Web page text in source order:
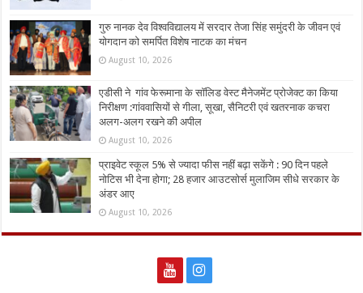
गुरु नानक देव विश्वविद्यालय में सरदार तेजा सिंह समुंदरी के जीवन एवं
योगदान को समर्पित विशेष नाटक का मंचन
August 10, 2026
एडीसी ने गांव फेरूमाना के सॉलिड वेस्ट मैनेजमेंट प्रोजेक्ट का किया
निरीक्षण :गांववासियों से गीला, सूखा, सैनिटरी एवं खतरनाक कचरा
अलग-अलग रखने की अपील
August 10, 2026
प्राइवेट स्कूल 5% से ज्यादा फीस नहीं बढ़ा सकेंगे : 90 दिन पहले
नोटिस भी देना होगा; 28 हजार आउटसोर्स मुलाजिम सीधे सरकार के
अंडर आए
August 10, 2026